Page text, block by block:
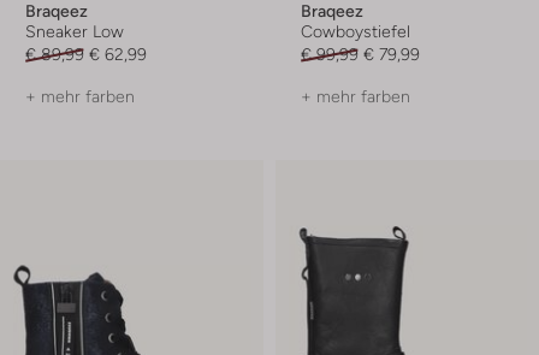
Braqeez
Sneaker Low
€ 89,99 € 62,99
+ mehr farben
Braqeez
Cowboystiefel
€ 99,99 € 79,99
+ mehr farben